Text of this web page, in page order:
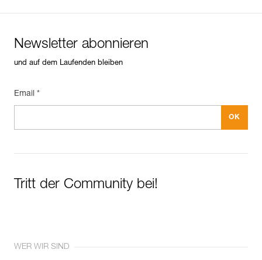
Newsletter abonnieren
und auf dem Laufenden bleiben
Email *
Tritt der Community bei!
WER WIR SIND